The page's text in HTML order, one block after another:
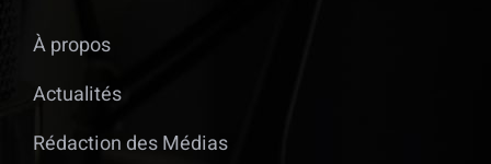
À propos
Actualités
Rédaction des Médias